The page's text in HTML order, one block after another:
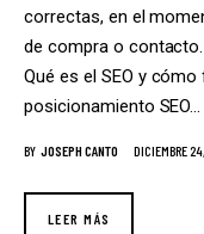
correctas, en el
de compra o
Qué es el SEO y
posicionamiento SEO…
BY JOSEPH CANTO DICIEMBRE
LEER MÁS